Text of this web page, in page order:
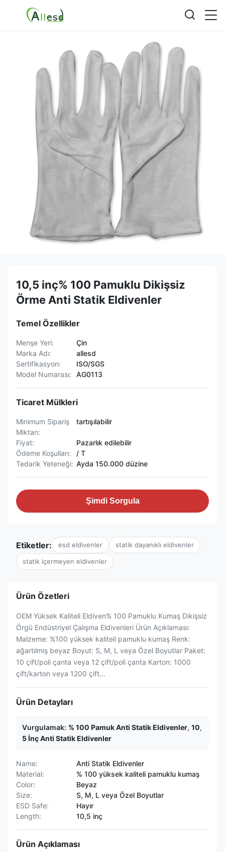
10,5 inç% 100 Pamuklu Dikişsiz
Örme Anti Statik Eldivenler
Temel Özellikler
Menşe Yeri:
Çin
Marka Adı:
allesd
Sertifikasyon:
ISO/SGS
Model Numarası:
AG0113
Ticaret Mülkleri
Minimum Sipariş
Miktarı:
tartışılabilir
Fiyat:
Pazarlık edilebilir
Ödeme Koşulları:
/ T
Tedarik Yeteneği: Ayda 150.000 düzine
Şimdi Sorgula
Etiketler: esd eldivenler statik dayanıklı eldivenler
statik içermeyen eldivenler
Ürün Özetleri
OEM Yüksek Kaliteli Eldiven% 100 Pamuklu Kumaş Dikişsiz
Örgü Endüstriyel Çalışma Eldivenleri Ürün Açıklaması:
Malzeme: %100 yüksek kaliteli pamuklu kumaş Renk:
ağartılmış beyaz Boyut: S, M, L veya Özel Boyutlar Paket:
10 çift/poli çanta veya 12 çift/poli çanta Karton: 1000
çift/karton veya 1200 çift...
Ürün Detayları
Vurgulamak: % 100 Pamuk Anti Statik Eldivenler, 10,
5 İnç Anti Statik Eldivenler
Name:
Anti Statik Eldivenler
Material:
% 100 yüksek kaliteli pamuklu kumaş
Color:
Beyaz
Size:
S, M, L veya Özel Boyutlar
ESD Safe:
Hayır
Length:
10,5 inç
Ürün Açıklaması